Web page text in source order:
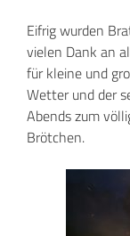
Eifrig wurden
vielen Dank an
für kleine und
Wetter und der
Abends zum
Brötchen.